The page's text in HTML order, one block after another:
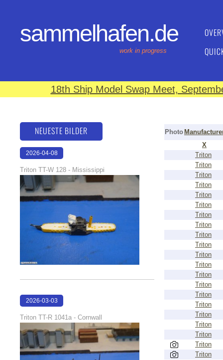
sammelhafen.de
work in progress
18th Ship Model Swap Meet,
Photo
X
Triton
Triton
Triton
Triton
Triton
Triton
Triton
Triton
Triton
Triton
Triton
Triton
Triton
Triton
Triton
Triton
Triton
Triton
Triton
Triton
Triton
NEUESTE BILDER
2026-04-08
Triton TT-W 128 - Mississippi
2026-03-03
Triton TT-R 1041a - Cornwall